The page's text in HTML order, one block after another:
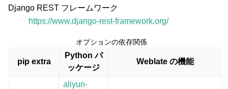
Django REST フレームワーク
https://www.django-rest-framework.org/
オプションの依存関係
pip extra
Python パ
ッケージ
Weblate の機能
aliyun-